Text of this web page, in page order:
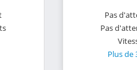
Pas
Pas
Plus de